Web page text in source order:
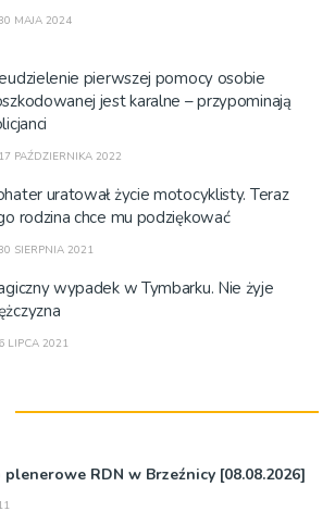
MAJA 2024
pierwszej pomocy osobie
jest karalne – przypominają
PAŹDZIERNIKA 2022
uratował życie motocyklisty. Teraz
rodzina chce mu podziękować
SIERPNIA 2021
wypadek w Tymbarku. Nie żyje
LIPCA 2021
plenerowe RDN w Brzeźnicy [08.08.2026]